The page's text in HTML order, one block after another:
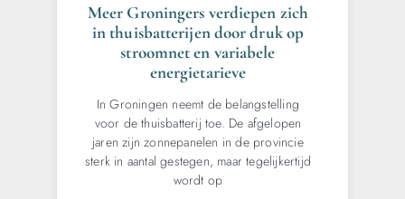
Meer Groningers verdiepen zich
in thuisbatterijen door druk op
stroomnet en variabele
energietarieve
In Groningen neemt de belangstelling
voor de thuisbatterij toe. De afgelopen
jaren zijn zonnepanelen in de provincie
sterk in aantal gestegen, maar tegelijkertijd
wordt op